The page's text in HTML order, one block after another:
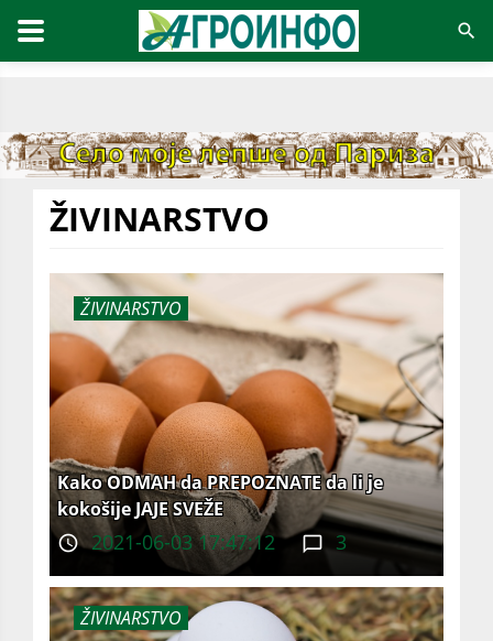
ŽIVINARSTVO
ŽIVINARSTVO
Kako ODMAH da PREPOZNATE da li je
kokošije JAJE SVEŽE
2021-06-03 17:47:12 3
ŽIVINARSTVO